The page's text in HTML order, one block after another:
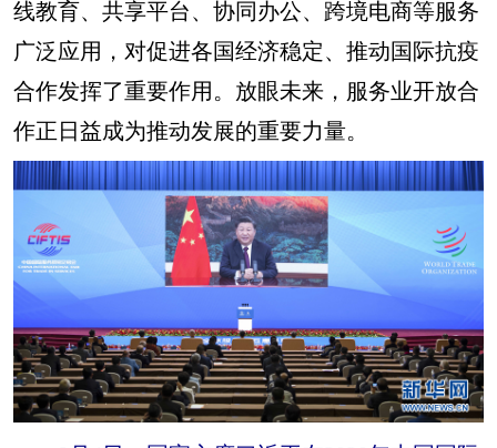
线教育、共享平台、协同办公、跨境电商等服务
广泛应用，对促进各国经济稳定、推动国际抗疫
合作发挥了重要作用。放眼未来，服务业开放合
作正日益成为推动发展的重要力量。